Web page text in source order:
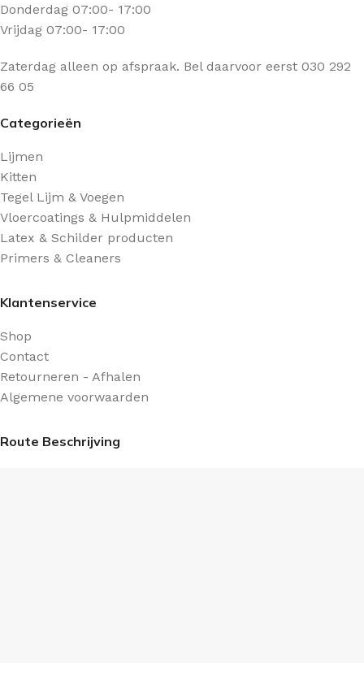
Donderdag 07:00- 17:00
Vrijdag 07:00- 17:00
Zaterdag alleen op afspraak. Bel daarvoor eerst 030 292
66 05
Categorieën
Lijmen
Kitten
Tegel Lijm & Voegen
Vloercoatings & Hulpmiddelen
Latex & Schilder producten
Primers & Cleaners
Klantenservice
Shop
Contact
Retourneren - Afhalen
Algemene voorwaarden
Route Beschrijving